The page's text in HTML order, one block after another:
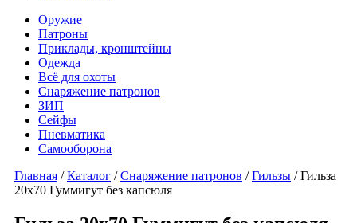
Оружие
Патроны
Приклады, кронштейны
Одежда
Всё для охоты
Снаряжение патронов
ЗИП
Сейфы
Пневматика
Самооборона
Главная /Каталог /Снаряжение патронов /Гильзы / Гильза
20х70 Гуммигут без капсюля